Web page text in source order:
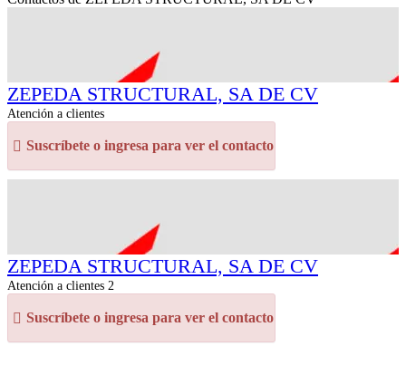
ZEPEDA STRUCTURAL, SA DE CV
Atención a clientes
Suscríbete o ingresa para ver el contacto
ZEPEDA STRUCTURAL, SA DE CV
Atención a clientes 2
Suscríbete o ingresa para ver el contacto